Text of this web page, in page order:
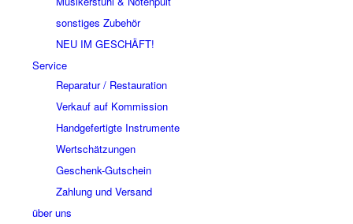
sonstiges Zubehör
NEU IM GESCHÄFT!
Service
Reparatur / Restauration
Verkauf auf Kommission
Handgefertigte Instrumente
Wertschätzungen
Geschenk-Gutschein
Zahlung und Versand
über uns